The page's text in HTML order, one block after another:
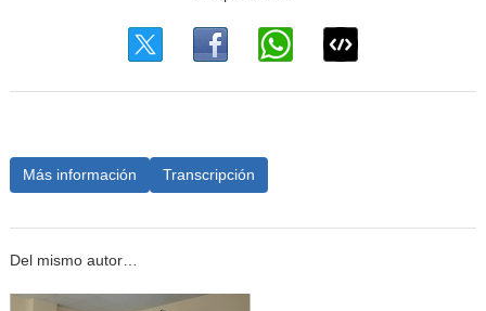
Más información Transcripción
Del mismo autor…